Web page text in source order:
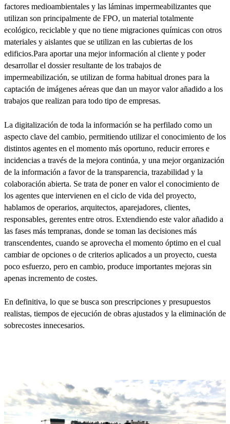
factores medioambientales y las láminas impermeabilizantes que
utilizan son principalmente de FPO, un material totalmente
ecológico, reciclable y que no tiene migraciones químicas con otros
materiales y aislantes que se utilizan en las cubiertas de los
edificios.Para aportar una mejor información al cliente y poder
desarrollar el dossier resultante de los trabajos de
impermeabilización, se utilizan de forma habitual drones para la
captación de imágenes aéreas que dan un mayor valor añadido a los
trabajos que realizan para todo tipo de empresas.
La digitalización de toda la información se ha perfilado como un
aspecto clave del cambio, permitiendo utilizar el conocimiento de los
distintos agentes en el momento más oportuno, reducir errores e
incidencias a través de la mejora continúa, y una mejor organización
de la información a favor de la transparencia, trazabilidad y la
colaboración abierta. Se trata de poner en valor el conocimiento de
los agentes que intervienen en el ciclo de vida del proyecto,
hablamos de operarios, arquitectos, aparejadores, clientes,
responsables, gerentes entre otros. Extendiendo este valor añadido a
las fases más tempranas, donde se toman las decisiones más
transcendentes, cuando se aprovecha el momento óptimo en el cual
cambiar de opciones o de criterios aplicados a un proyecto, cuesta
poco esfuerzo, pero en cambio, produce importantes mejoras sin
apenas incremento de costes.
En definitiva, lo que se busca son prescripciones y presupuestos
realistas, tiempos de ejecución de obras ajustados y la eliminación de
sobrecostes innecesarios.